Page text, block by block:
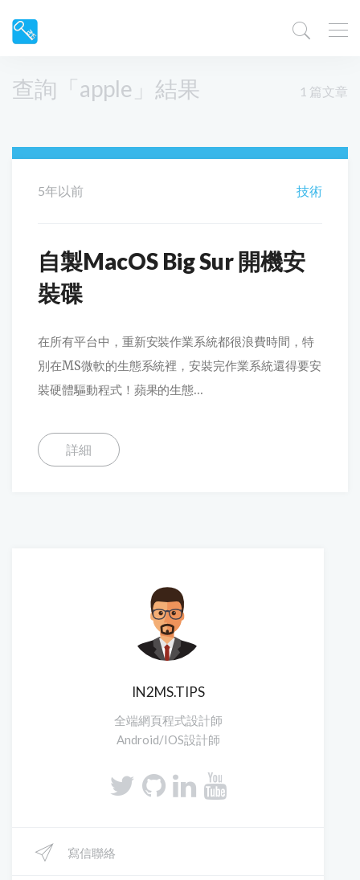
查詢「apple」結果 1 篇文章
5年以前 技術
自製MacOS Big Sur 開機安
裝碟
在所有平台中，重新安裝作業系統都很浪費時間，特
別在MS微軟的生態系統裡，安裝完作業系統還得要安
裝硬體驅動程式！蘋果的生態...
詳細
IN2MS.TIPS
全端網頁程式設計師
Android/IOS設計師
寫信聯絡